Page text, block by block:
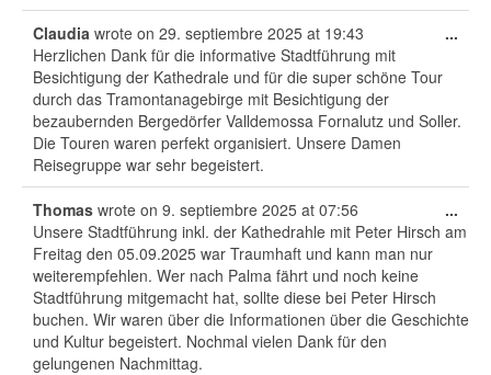
Claudia wrote on 29. septiembre 2025 at 19:43
Herzlichen Dank für die informative Stadtführung mit
Besichtigung der Kathedrale und für die super schöne Tour
durch das Tramontanagebirge mit Besichtigung der
bezaubernden Bergedörfer Valldemossa Fornalutz und Soller.
Die Touren waren perfekt organisiert. Unsere Damen
Reisegruppe war sehr begeistert.
...
Thomas wrote on 9. septiembre 2025 at 07:56
Unsere Stadtführung inkl. der Kathedrahle mit Peter Hirsch am
Freitag den 05.09.2025 war Traumhaft und kann man nur
weiterempfehlen. Wer nach Palma fährt und noch keine
Stadtführung mitgemacht hat, sollte diese bei Peter Hirsch
buchen. Wir waren über die Informationen über die Geschichte
und Kultur begeistert. Nochmal vielen Dank für den
gelungenen Nachmittag.
...
this